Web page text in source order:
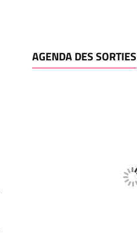
AGENDA DES SORTIES